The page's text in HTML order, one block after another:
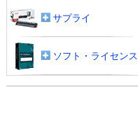
サプライ
ソフト・ライセンス